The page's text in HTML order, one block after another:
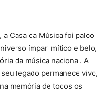
Casa da Música foi palco
ímpar, mítico e belo,
da música nacional. A
legado permanece vivo,
memória de todos os